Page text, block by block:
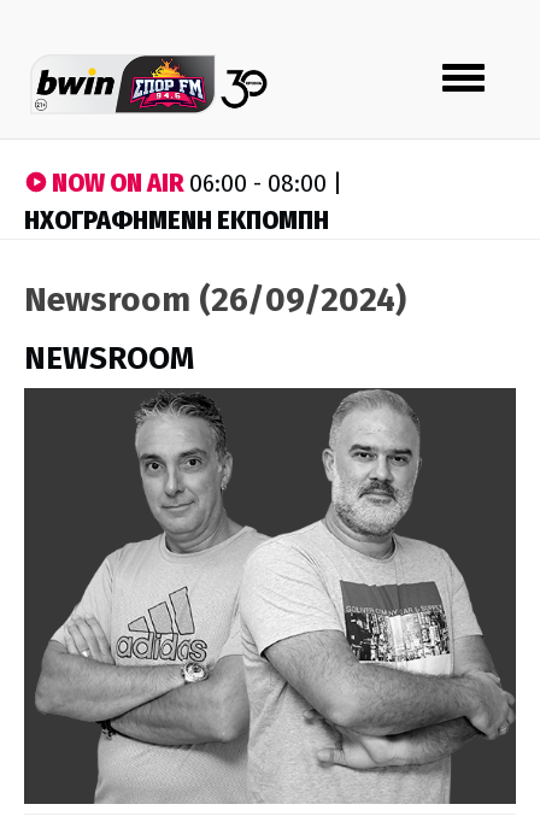
Toggle
navigation
NOW ON AIR06:00 - 08:00 |
ΗΧΟΓΡΑΦΗΜΕΝΗ ΕΚΠΟΜΠΗ
Newsroom (26/09/2024)
NEWSROOM